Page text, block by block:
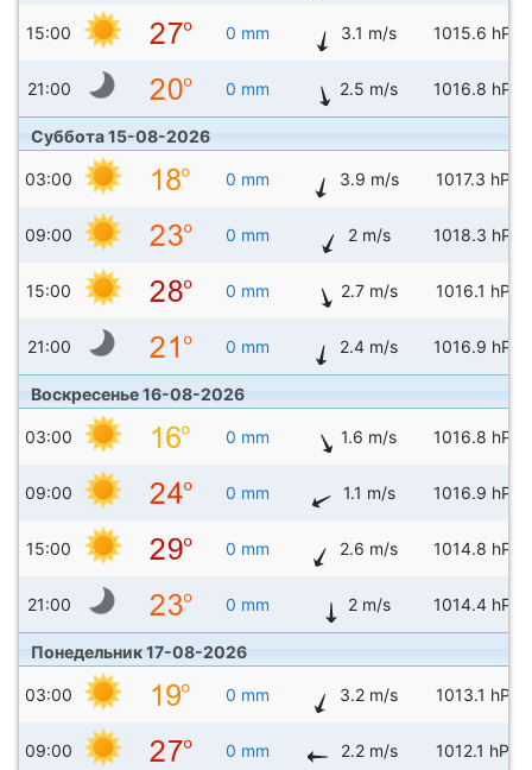
15:00 0 mm 3.1 m/s 1015.6 hPa
21:00 0 mm 2.5 m/s 1016.8 hPa
Суббота 15-08-2026
03:00 0 mm 3.9 m/s 1017.3 hPa
09:00 0 mm 2 m/s 1018.3 hPa
15:00 0 mm 2.7 m/s 1016.1 hPa
21:00 0 mm 2.4 m/s 1016.9 hPa
Воскресенье 16-08-2026
03:00 0 mm 1.6 m/s 1016.8 hPa
09:00 0 mm 1.1 m/s 1016.9 hPa
15:00 0 mm 2.6 m/s 1014.8 hPa
21:00 0 mm 2 m/s 1014.4 hPa
Понедельник 17-08-2026
03:00 0 mm 3.2 m/s 1013.1 hPa
09:00 0 mm 2.2 m/s 1012.1 hPa